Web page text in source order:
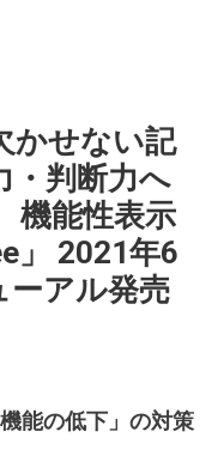
かせない記
・判断力へ
機能性表示
」 2021年6
ーアル発売
能の低下」の対策